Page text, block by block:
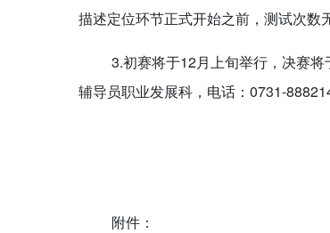
描述定位环节正式开始之前，测试次数
3.初赛将于12月上旬举行，决赛
辅导员职业发展科，电话：0731-
附件：